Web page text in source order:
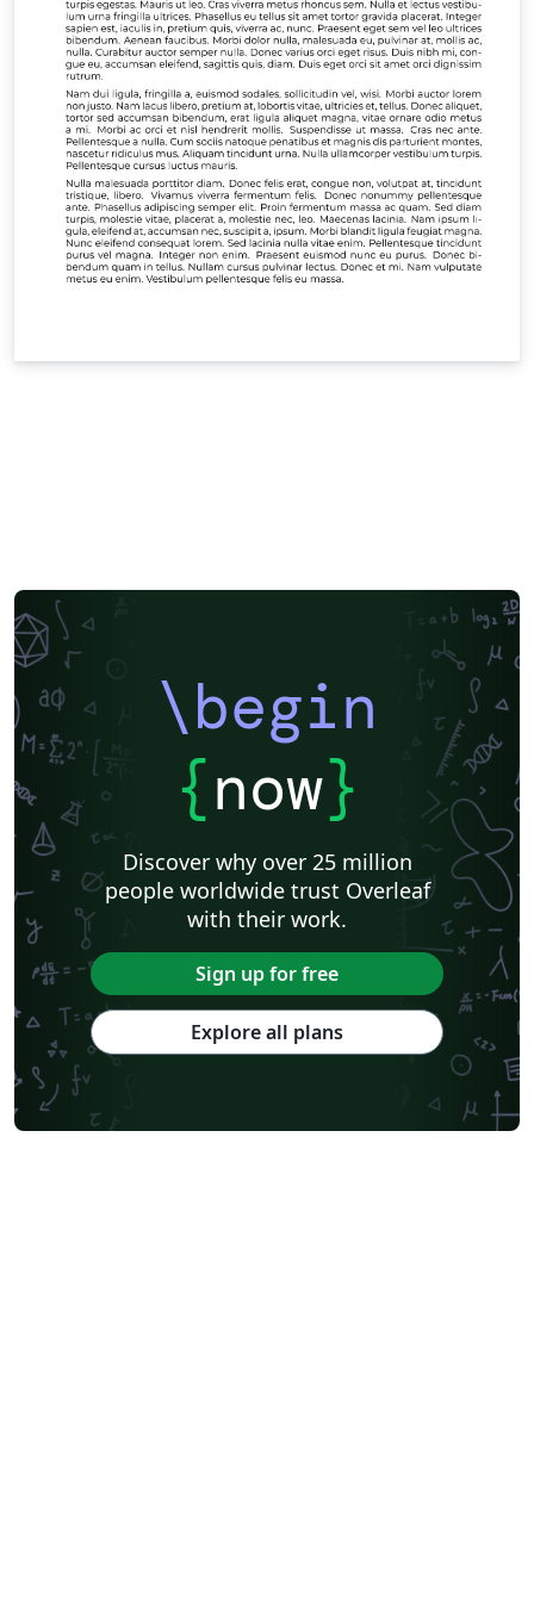
\begin
{now}
Discover why over 25 million
people worldwide trust Overleaf
with their work.
Sign up for free
Explore all plans